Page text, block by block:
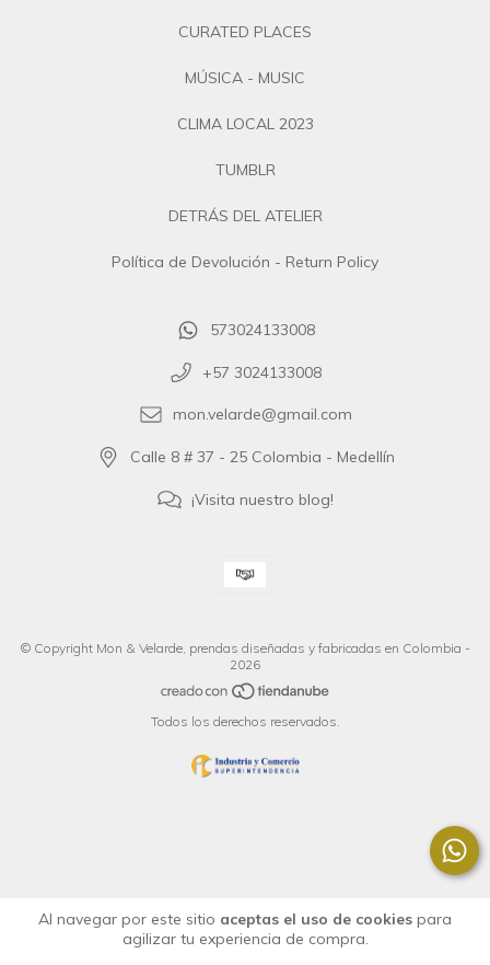
Al navegar por este sitio aceptas el uso de cookies para
agilizar tu experiencia de compra.
CURATED PLACES
MÚSICA - MUSIC
CLIMA LOCAL 2023
TUMBLR
DETRÁS DEL ATELIER
Política de Devolución - Return Policy
573024133008
+57 3024133008
mon.velarde@gmail.com
Calle 8 # 37 - 25 Colombia - Medellín
¡Visita nuestro blog!
© Copyright Mon & Velarde, prendas diseñadas y fabricadas en Colombia -
2026
Todos los derechos reservados.